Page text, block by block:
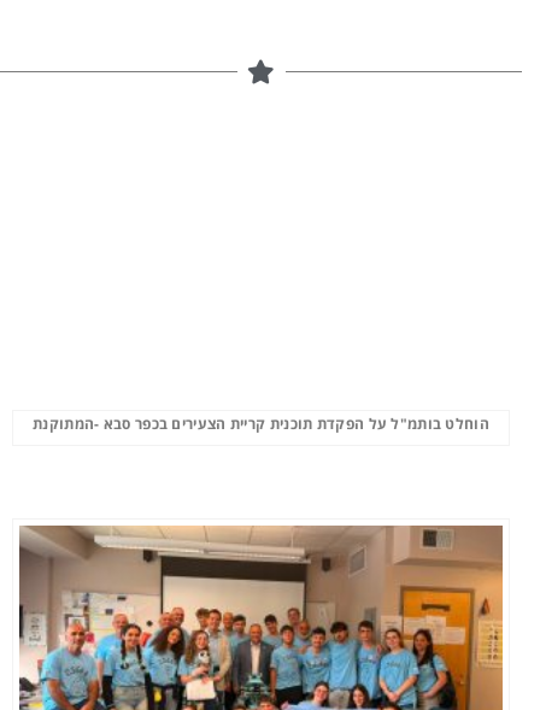
הוחלט בותמ"ל על הפקדת תוכנית קריית הצעירים בכפר סבא -המתוקנת